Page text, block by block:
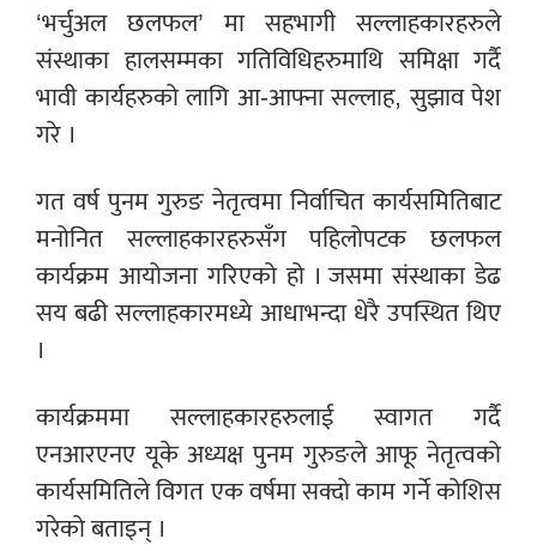
‘भर्चुअल छलफल’ मा सहभागी सल्लाहकारहरुले
संस्थाका हालसम्मका गतिविधिहरुमाथि समिक्षा गर्दै
भावी कार्यहरुको लागि आ-आफ्ना सल्लाह, सुझाव पेश
गरे ।
गत वर्ष पुनम गुरुङ नेतृत्वमा निर्वाचित कार्यसमितिबाट
मनोनित सल्लाहकारहरुसँग पहिलोपटक छलफल
कार्यक्रम आयोजना गरिएको हो । जसमा संस्थाका डेढ
सय बढी सल्लाहकारमध्ये आधाभन्दा धेरै उपस्थित थिए
।
कार्यक्रममा सल्लाहकारहरुलाई स्वागत गर्दै
एनआरएनए यूके अध्यक्ष पुनम गुरुङले आफू नेतृत्वको
कार्यसमितिले विगत एक वर्षमा सक्दो काम गर्ने कोशिस
गरेको बताइन् ।